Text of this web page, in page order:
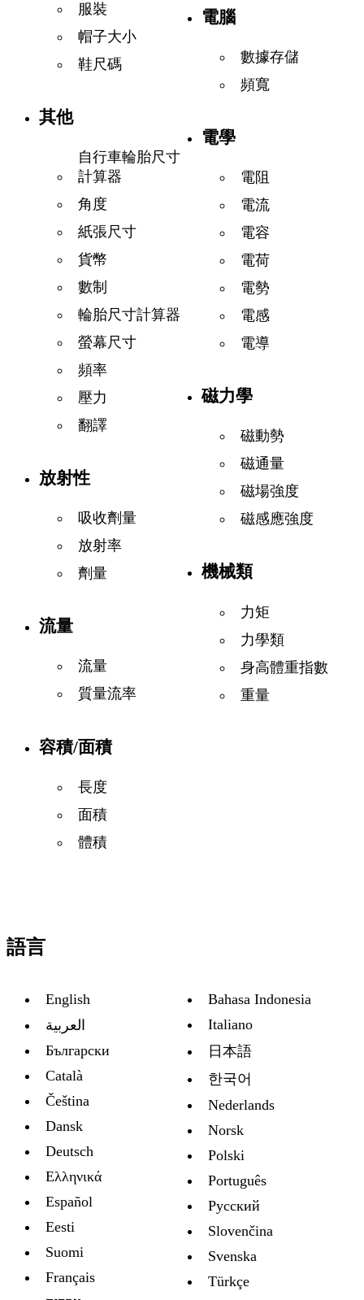
服裝
帽子大小
鞋尺碼
其他
自行車輪胎尺寸
計算器
角度
紙張尺寸
貨幣
數制
輪胎尺寸計算器
螢幕尺寸
頻率
壓力
翻譯
放射性
吸收劑量
放射率
劑量
流量
流量
質量流率
容積/面積
長度
面積
體積
電腦
數據存儲
頻寬
電學
電阻
電流
電容
電荷
電勢
電感
電導
磁力學
磁動勢
磁通量
磁場強度
磁感應強度
機械類
力矩
力學類
身高體重指數
重量
語言
English
العربية
Български
Català
Čeština
Dansk
Deutsch
Ελληνικά
Español
Eesti
Suomi
Français
Bahasa Indonesia
Italiano
日本語
한국어
Nederlands
Norsk
Polski
Português
Русский
Slovenčina
Svenska
Türkçe